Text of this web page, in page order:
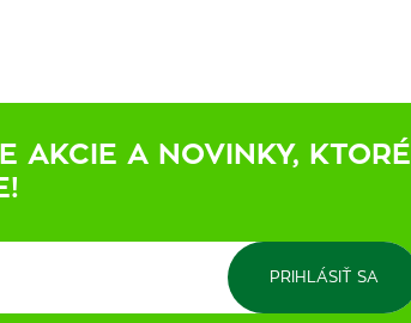
AKCIE A NOVINKY, KTORÉ